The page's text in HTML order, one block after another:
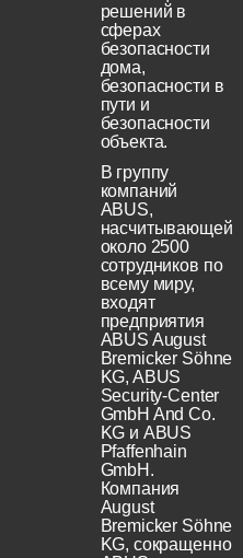
решений в
сферах
безопасности
дома,
безопасности в
пути и
безопасности
объекта.
В группу
компаний
ABUS,
насчитывающей
около 2500
сотрудников по
всему миру,
входят
предприятия
ABUS August
Bremicker Söhne
KG, ABUS
Security-Center
GmbH And Co.
KG и ABUS
Pfaffenhain
GmbH.
Компания
August
Bremicker Söhne
KG, сокращенно